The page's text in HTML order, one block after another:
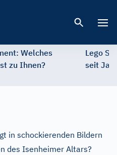
Welches
zu Ihnen?
Lego
seit
in schockierenden Bildern
des Isenheimer Altars?